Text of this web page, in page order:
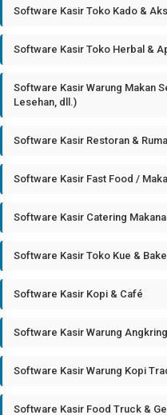
Software Kasir Toko Kado &
Software Kasir Toko Herbal &
Software Kasir Warung Makan
Lesehan, dll.)
Software Kasir Restoran &
Software Kasir Fast Food /
Software Kasir Catering
Software Kasir Toko Kue &
Software Kasir Kopi & Café
Software Kasir Warung
Software Kasir Warung Kopi
Software Kasir Food Truck &